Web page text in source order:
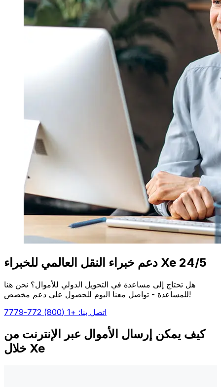
دعم خبراء النقل العالمي للخبراء Xe 24/5
هل تحتاج إلى مساعدة في التحويل الدولي للأموال؟ نحن هنا
للمساعدة - تواصل معنا اليوم للحصول على دعم مخصص!
اتصل بنا: +1 (800) 772-7779
كيف يمكن إرسال الأموال عبر الإنترنت من
خلال Xe